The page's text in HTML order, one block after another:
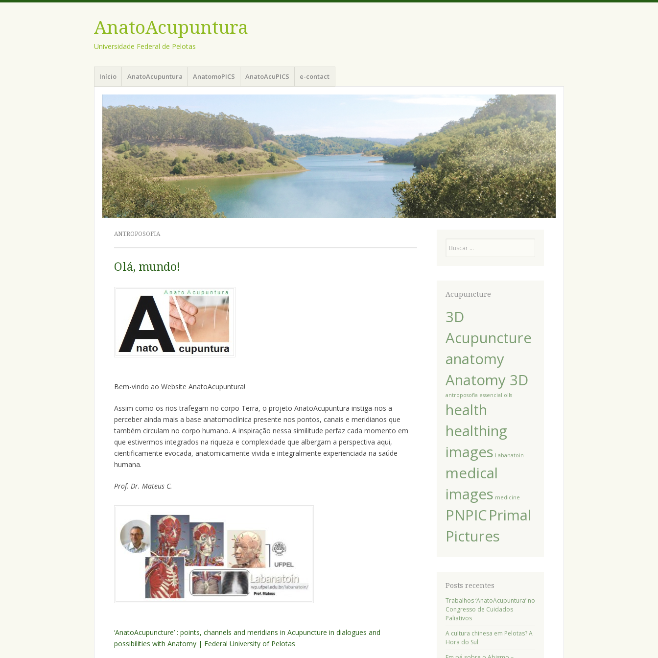
AnatoAcupuntura
Universidade Federal de Pelotas
Menu
Pular
para
conteúdo
Início AnatoAcupuntura AnatomoPICS AnatoAcuPICS e-contact
ANTROPOSOFIA
Olá, mundo!
Bem-vindo ao Website AnatoAcupuntura!
Assim como os rios trafegam no corpo Terra, o projeto AnatoAcupuntura instiga-nos a
perceber ainda mais a base anatomoclínica presente nos pontos, canais e meridianos que
também circulam no corpo humano. A inspiração nessa similitude perfaz cada momento em
que estivermos integrados na riqueza e complexidade que albergam a perspectiva aqui,
cientificamente evocada, anatomicamente vivida e integralmente experienciada na saúde
humana.
Prof. Dr. Mateus C.
‘AnatoAcupuncture’ : points, channels and meridians in Acupuncture in dialogues and
possibilities with Anatomy | Federal University of Pelotas
Acupuncture
3D
Acupuncture
anatomy
Anatomy 3D
antroposofia essencial oils
health
healthing
images Labanatoin
medical
images medicine
PNPICPrimal
Pictures
Posts recentes
Trabalhos ‘AnatoAcupuntura’ no
Congresso de Cuidados
Paliativos
A cultura chinesa em Pelotas? A
Hora do Sul